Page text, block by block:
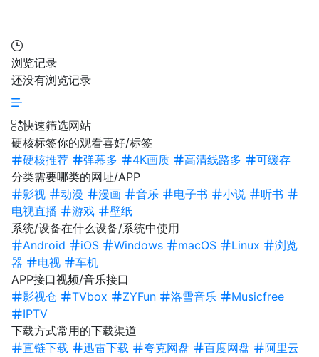
浏览记录
还没有浏览记录
快速筛选网站
硬核标签你的观看喜好/标签
硬核推荐
弹幕多 4K画质 高清线路多
可缓存
分类需要哪类的网址/APP
影视
动漫 漫画 音乐 电子书 小说
听书
电视直播
游戏
壁纸
系统/设备在什么设备/系统中使用
Android
iOS Windows macOS Linux
浏览
器
电视
车机
APP接口视频/音乐接口
影视仓
TVbox ZYFun 洛雪音乐
Musicfree
IPTV
下载方式常用的下载渠道
直链下载
迅雷下载 夸克网盘 百度网盘
阿里云